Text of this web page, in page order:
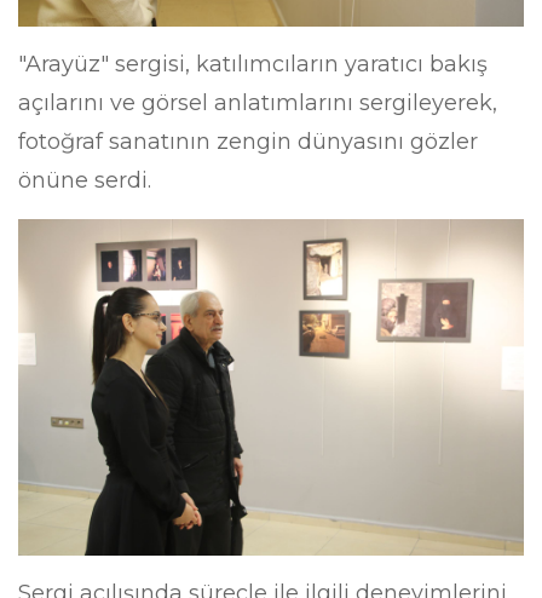
"Arayüz" sergisi, katılımcıların yaratıcı bakış
açılarını ve görsel anlatımlarını sergileyerek,
fotoğraf sanatının zengin dünyasını gözler
önüne serdi.